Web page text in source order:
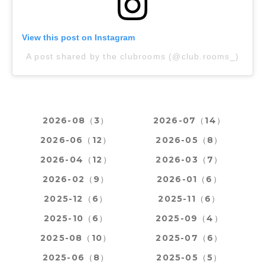
View this post on Instagram
A post shared by the clubrooms (@club.rooms_)
2026-08（3）
2026-07（14）
2026-06（12）
2026-05（8）
2026-04（12）
2026-03（7）
2026-02（9）
2026-01（6）
2025-12（6）
2025-11（6）
2025-10（6）
2025-09（4）
2025-08（10）
2025-07（6）
2025-06（8）
2025-05（5）